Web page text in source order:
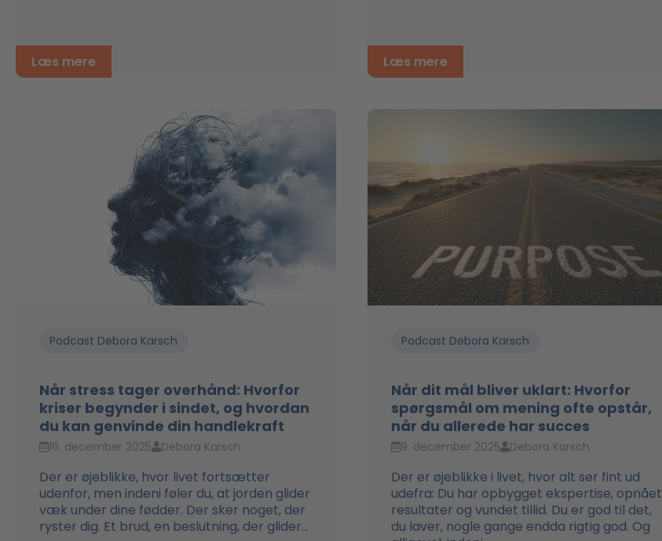
Læs mere Læs mere
Podcast Debora Karsch
Når stress tager overhånd: Hvorfor
kriser begynder i sindet, og hvordan
du kan genvinde din handlekraft
16. december 2025 Debora Karsch
Der er øjeblikke, hvor livet fortsætter
udenfor, men indeni føler du, at jorden glider
væk under dine fødder. Der sker noget, der
ryster dig. Et brud, en beslutning, der glider...
Podcast Debora Karsch
Når dit mål bliver uklart: Hvorfor
spørgsmål om mening ofte opstår,
når du allerede har succes
9. december 2025 Debora Karsch
Der er øjeblikke i livet, hvor alt ser fint ud
udefra: Du har opbygget ekspertise, opnået
resultater og vundet tillid. Du er god til det,
du laver, nogle gange endda rigtig god. Og